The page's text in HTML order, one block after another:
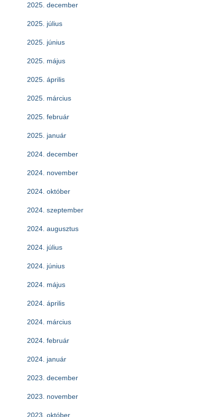
2025. december
2025. július
2025. június
2025. május
2025. április
2025. március
2025. február
2025. január
2024. december
2024. november
2024. október
2024. szeptember
2024. augusztus
2024. július
2024. június
2024. május
2024. április
2024. március
2024. február
2024. január
2023. december
2023. november
2023. október